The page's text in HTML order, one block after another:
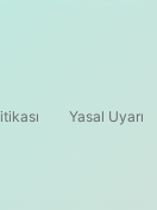
Yasal Uyarı